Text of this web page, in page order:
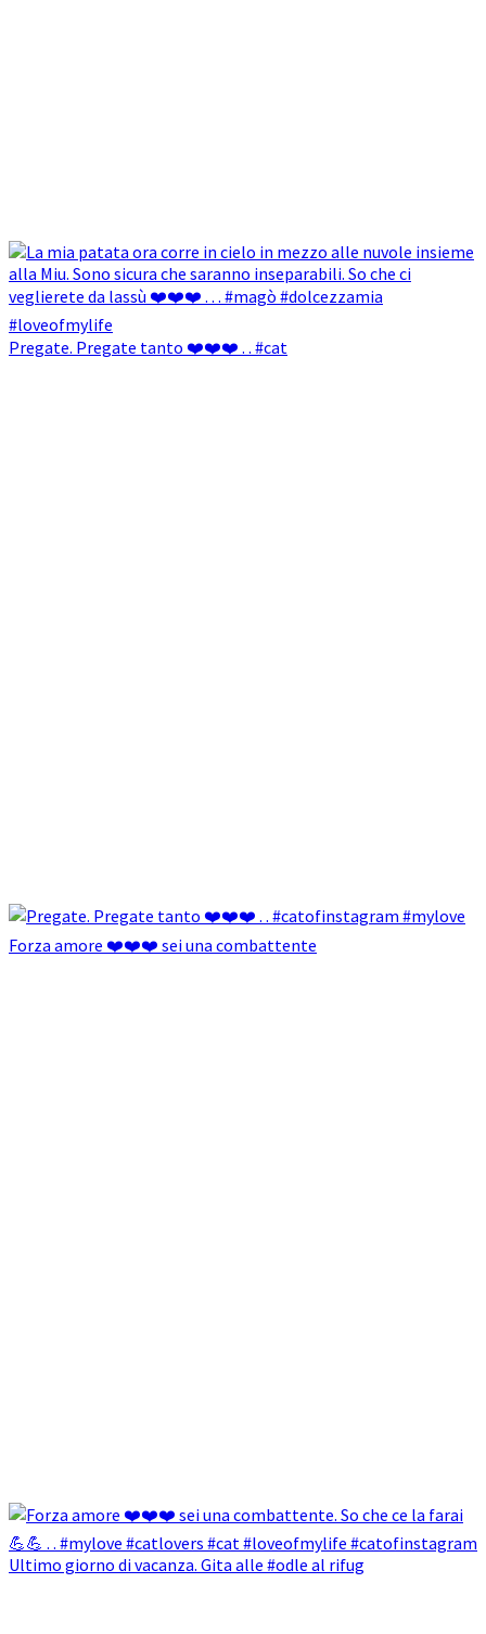
Pregate. Pregate tanto ❤️❤️❤️ . . #cat
Forza amore ❤️❤️❤️ sei una combattente
Ultimo giorno di vacanza. Gita alle #odle al rifug